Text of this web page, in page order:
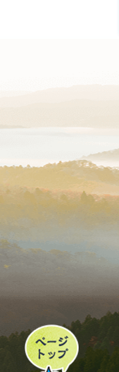
ペ
ー
ジ